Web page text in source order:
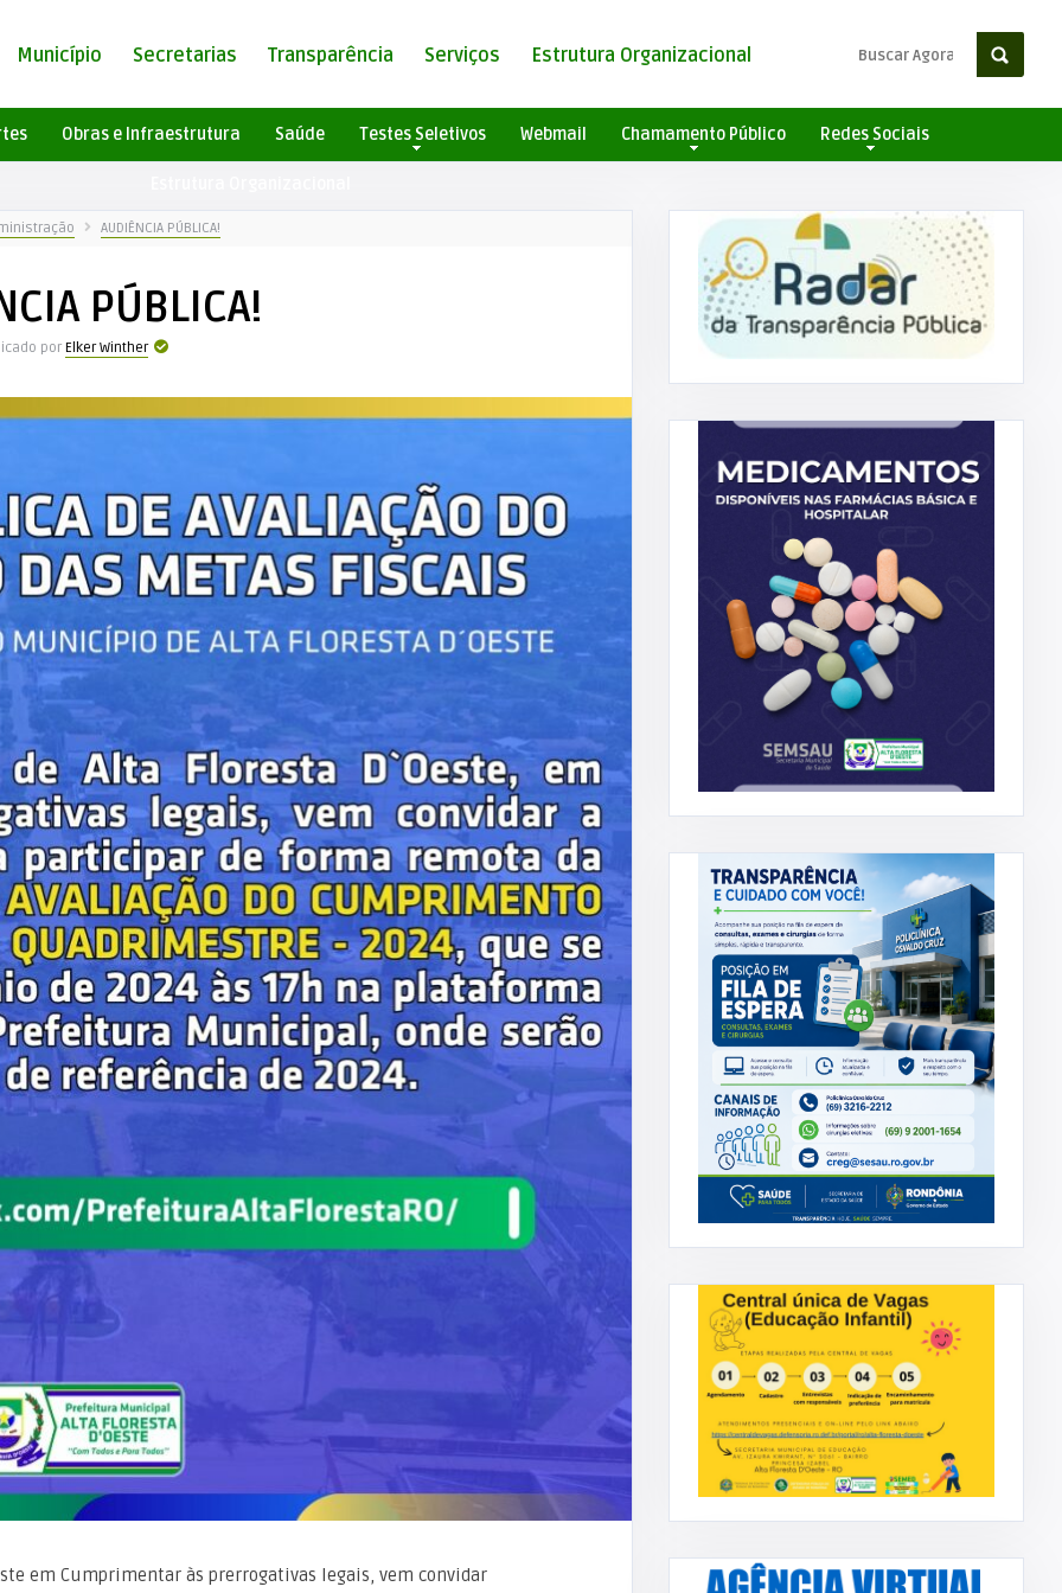
Município Secretarias Transparência Serviços Estrutura Organizacional
Obras e Infraestrutura Saúde Testes Seletivos Webmail Chamamento Público Redes Sociais
AUDIÊNCIA PÚBLICA!
PÚBLICA!
por Elker Winther